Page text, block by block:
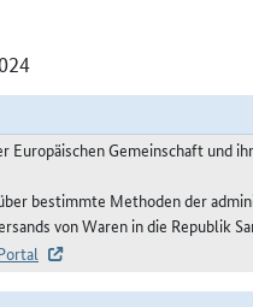
Gemeinschaft und
bestimmte Methoden der
von Waren in die Republik